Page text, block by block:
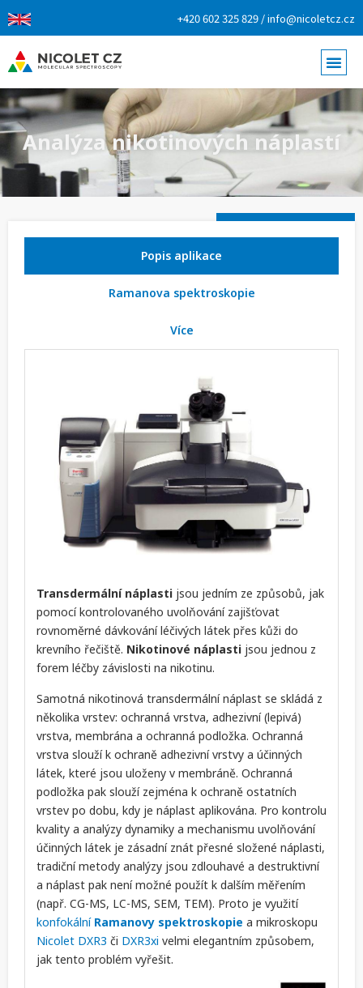
+420 602 325 829 / info@nicoletcz.cz
Analýza nikotinových náplastí
Popis aplikace
Ramanova spektroskopie
Více
Transdermální náplasti jsou jedním ze způsobů, jak
pomocí kontrolovaného uvolňování zajišťovat
rovnoměrné dávkování léčivých látek přes kůži do
krevního řečiště. Nikotinové náplasti jsou jednou z
forem léčby závislosti na nikotinu.
Samotná nikotinová transdermální náplast se skládá z
několika vrstev: ochranná vrstva, adhezivní (lepivá)
vrstva, membrána a ochranná podložka. Ochranná
vrstva slouží k ochraně adhezivní vrstvy a účinných
látek, které jsou uloženy v membráně. Ochranná
podložka pak slouží zejména k ochraně ostatních
vrstev po dobu, kdy je náplast aplikována. Pro kontrolu
kvality a analýzy dynamiky a mechanismu uvolňování
účinných látek je zásadní znát přesné složené náplasti,
tradiční metody analýzy jsou zdlouhavé a destruktivní
a náplast pak není možné použít k dalším měřením
(např. CG-MS, LC-MS, SEM, TEM). Proto je využití
konfokální Ramanovy spektroskopie a mikroskopu
Nicolet DXR3 či DXR3xi velmi elegantním způsobem,
jak tento problém vyřešit.